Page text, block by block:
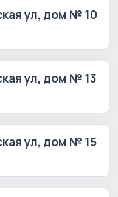
ул, дом № 10
ул, дом № 13
ул, дом № 15